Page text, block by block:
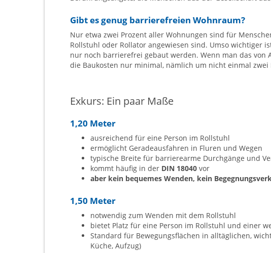
Gibt es genug barrierefreien Wohnraum?
Nur etwa zwei Prozent aller Wohnungen sind für
Rollstuhl oder Rollator angewiesen sind. Umso wichtiger
nur noch barrierefrei gebaut werden. Wenn man das von
die Baukosten nur minimal, nämlich um nicht einmal zwei
Exkurs: Ein paar Maße
1,20 Meter
ausreichend für eine Person im Rollstuhl
ermöglicht Geradeausfahren in Fluren und Wegen
typische Breite für barrierearme Durchgänge und
kommt häufig in der DIN 18040 vor
aber kein bequemes Wenden, kein
1,50 Meter
notwendig zum Wenden mit dem Rollstuhl
bietet Platz für eine Person im Rollstuhl und einer
Standard für Bewegungsflächen in alltäglichen,
Küche, Aufzug)